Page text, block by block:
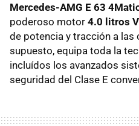
Mercedes-AMG E 63
poderoso motor 4.0 litros
de potencia y tracción a las
supuesto, equipa toda la
incluídos los avanzados
seguridad del Clase E